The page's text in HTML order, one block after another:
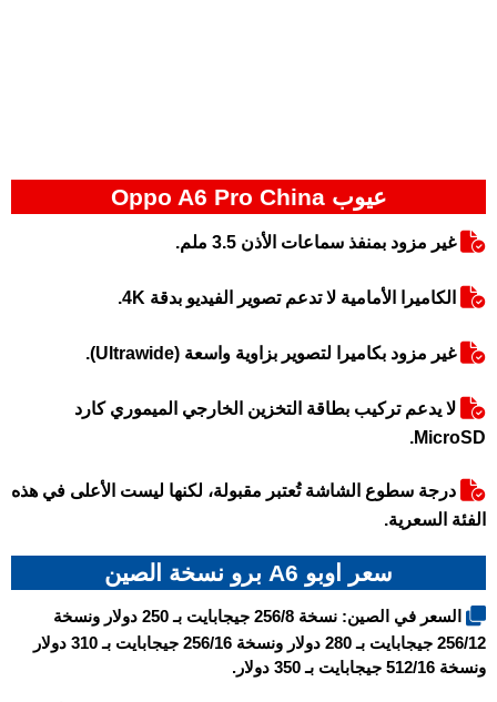
عيوب Oppo A6 Pro China
غير مزود بمنفذ سماعات الأذن 3.5 ملم.
الكاميرا الأمامية لا تدعم تصوير الفيديو بدقة 4K.
غير مزود بكاميرا لتصوير بزاوية واسعة (Ultrawide).
لا يدعم تركيب بطاقة التخزين الخارجي الميموري كارد
MicroSD.
درجة سطوع الشاشة تُعتبر مقبولة، لكنها ليست الأعلى في هذه
الفئة السعرية.
سعر اوبو A6 برو نسخة الصين
السعر في الصين: نسخة 256/8 جيجابايت بـ 250 دولار ونسخة
256/12 جيجابايت بـ 280 دولار ونسخة 256/16 جيجابايت بـ 310 دولار
ونسخة 512/16 جيجابايت بـ 350 دولار.